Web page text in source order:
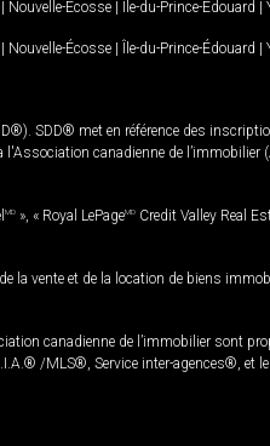
| Nouvelle-Écosse | Île-du-Prince-Édouard |
| Nouvelle-Écosse | Île-du-Prince-Édouard |
SDD® met en référence des
canadienne de l’immobilier
MD », « Royal LePageMD Credit Valley Real
la vente et de la location de biens
canadienne de l’immobilier sont
/MLS®, Service inter-agences®, et